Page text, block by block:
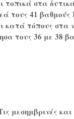
τοπικά στα
τους 41
κατά τόπους στα
τους 36 με 38
μεσημβρινές